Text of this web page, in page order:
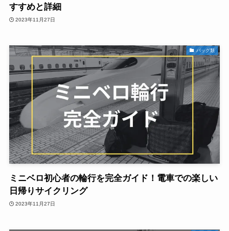
すすめと詳細
2023年11月27日
バッグ類
ミニベロ初心者の輪行を完全ガイド！電車での楽しい
日帰りサイクリング
2023年11月27日